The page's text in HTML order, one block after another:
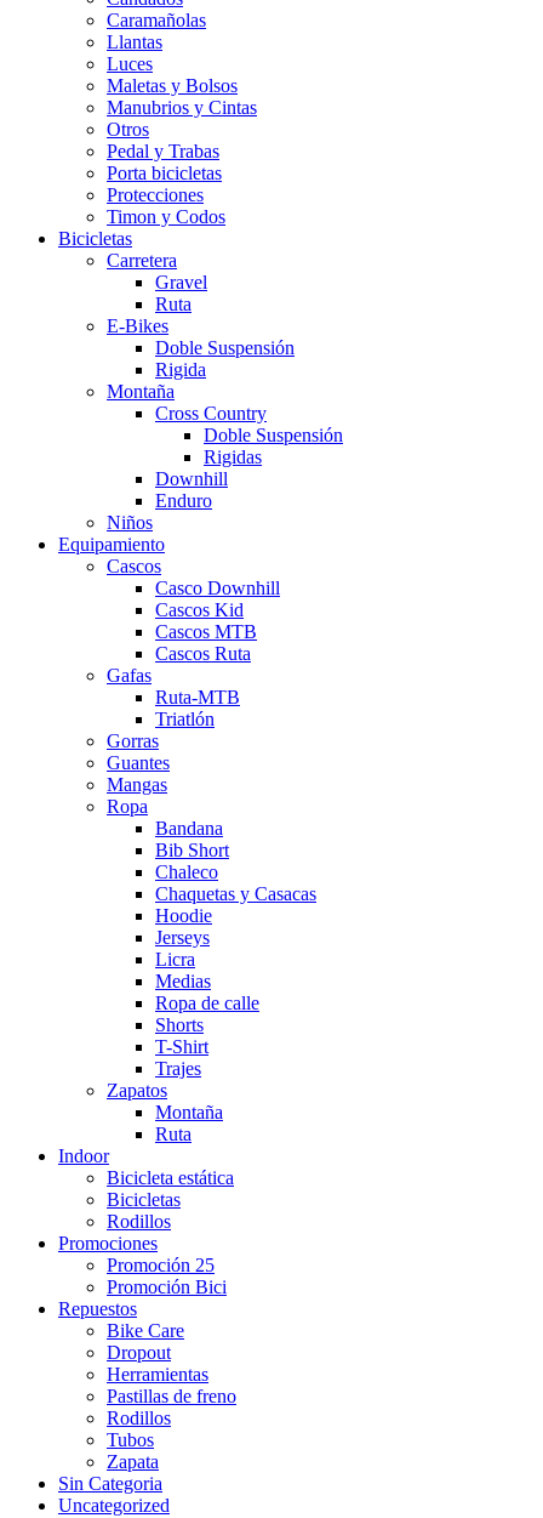
Caramañolas
Llantas
Luces
Maletas y Bolsos
Manubrios y Cintas
Otros
Pedal y Trabas
Porta bicicletas
Protecciones
Timon y Codos
Bicicletas
Carretera
Gravel
Ruta
E-Bikes
Doble Suspensión
Rigida
Montaña
Cross Country
Doble Suspensión
Rigidas
Downhill
Enduro
Niños
Equipamiento
Cascos
Casco Downhill
Cascos Kid
Cascos MTB
Cascos Ruta
Gafas
Ruta-MTB
Triatlón
Gorras
Guantes
Mangas
Ropa
Bandana
Bib Short
Chaleco
Chaquetas y Casacas
Hoodie
Jerseys
Licra
Medias
Ropa de calle
Shorts
T-Shirt
Trajes
Zapatos
Montaña
Ruta
Indoor
Bicicleta estática
Bicicletas
Rodillos
Promociones
Promoción 25
Promoción Bici
Repuestos
Bike Care
Dropout
Herramientas
Pastillas de freno
Rodillos
Tubos
Zapata
Sin Categoria
Uncategorized